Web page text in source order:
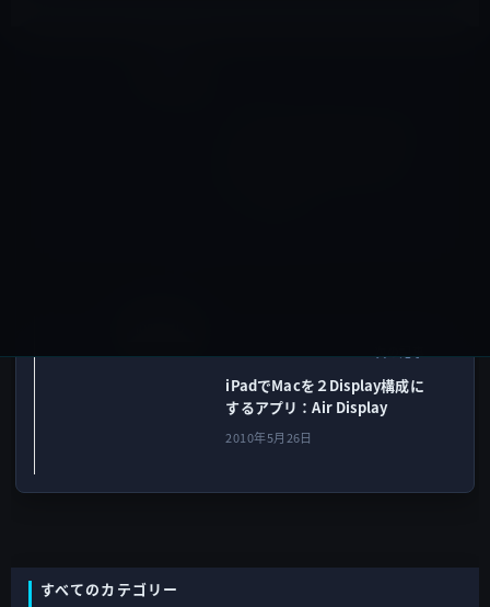
iPadでMacを２Display構成に
するアプリ：Air Display
2010年5月26日
すべてのカテゴリー